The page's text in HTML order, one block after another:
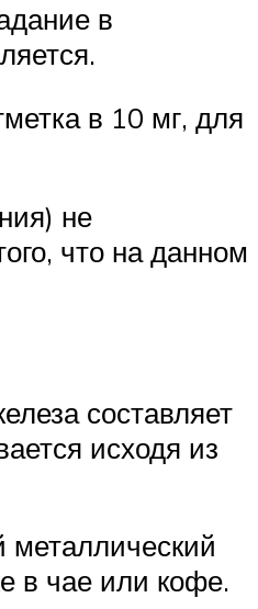
в
в 10 мг, для
не
что на данном
составляет
исходя из
в чае или кофе.